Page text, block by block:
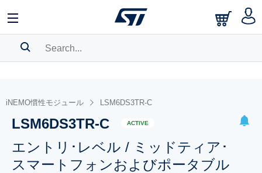
BOOKMARK
Pleaselog into show your saved searches.
iNEMO慣性モジュール LSM6DS3TR-C
LSM6DS3TR-C ACTIVE
エントリ･レベル / ミッドティア･
スマートフォンおよびポータブル